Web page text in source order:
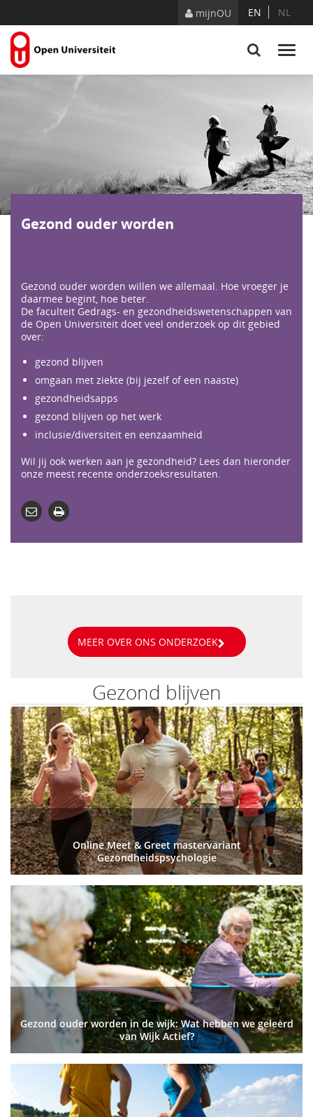
mijnOU EN NL
Gezond ouder worden
Gezond ouder worden willen we allemaal. Hoe vroeger je
daarmee begint, hoe beter.
De faculteit Gedrags- en gezondheidswetenschappen van
de Open Universiteit doet veel onderzoek op dit gebied
over:
gezond blijven
omgaan met ziekte (bij jezelf of een naaste)
gezondheidsapps
gezond blijven op het werk
inclusie/diversiteit en eenzaamheid
Wil jij ook werken aan je gezondheid? Lees dan hieronder
onze meest recente onderzoeksresultaten.
MEER OVER ONS ONDERZOEK
Gezond blijven
Online Meet & Greet mastervariant
Gezondheidspsychologie
Gezond ouder worden in de wijk: Wat hebben we geleerd
van Wijk Actief?